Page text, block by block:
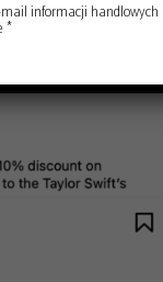
informacji handlowych
*